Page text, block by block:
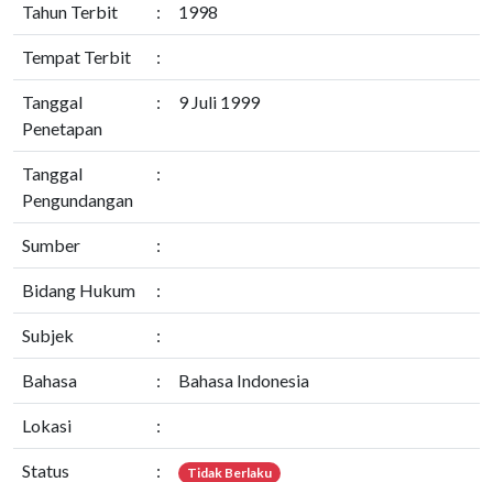
Tahun Terbit : 1998
Tempat Terbit :
Tanggal
Penetapan
: 9 Juli 1999
Tanggal
Pengundangan
:
Sumber :
Bidang Hukum :
Subjek :
Bahasa : Bahasa Indonesia
Lokasi :
Status : Tidak Berlaku